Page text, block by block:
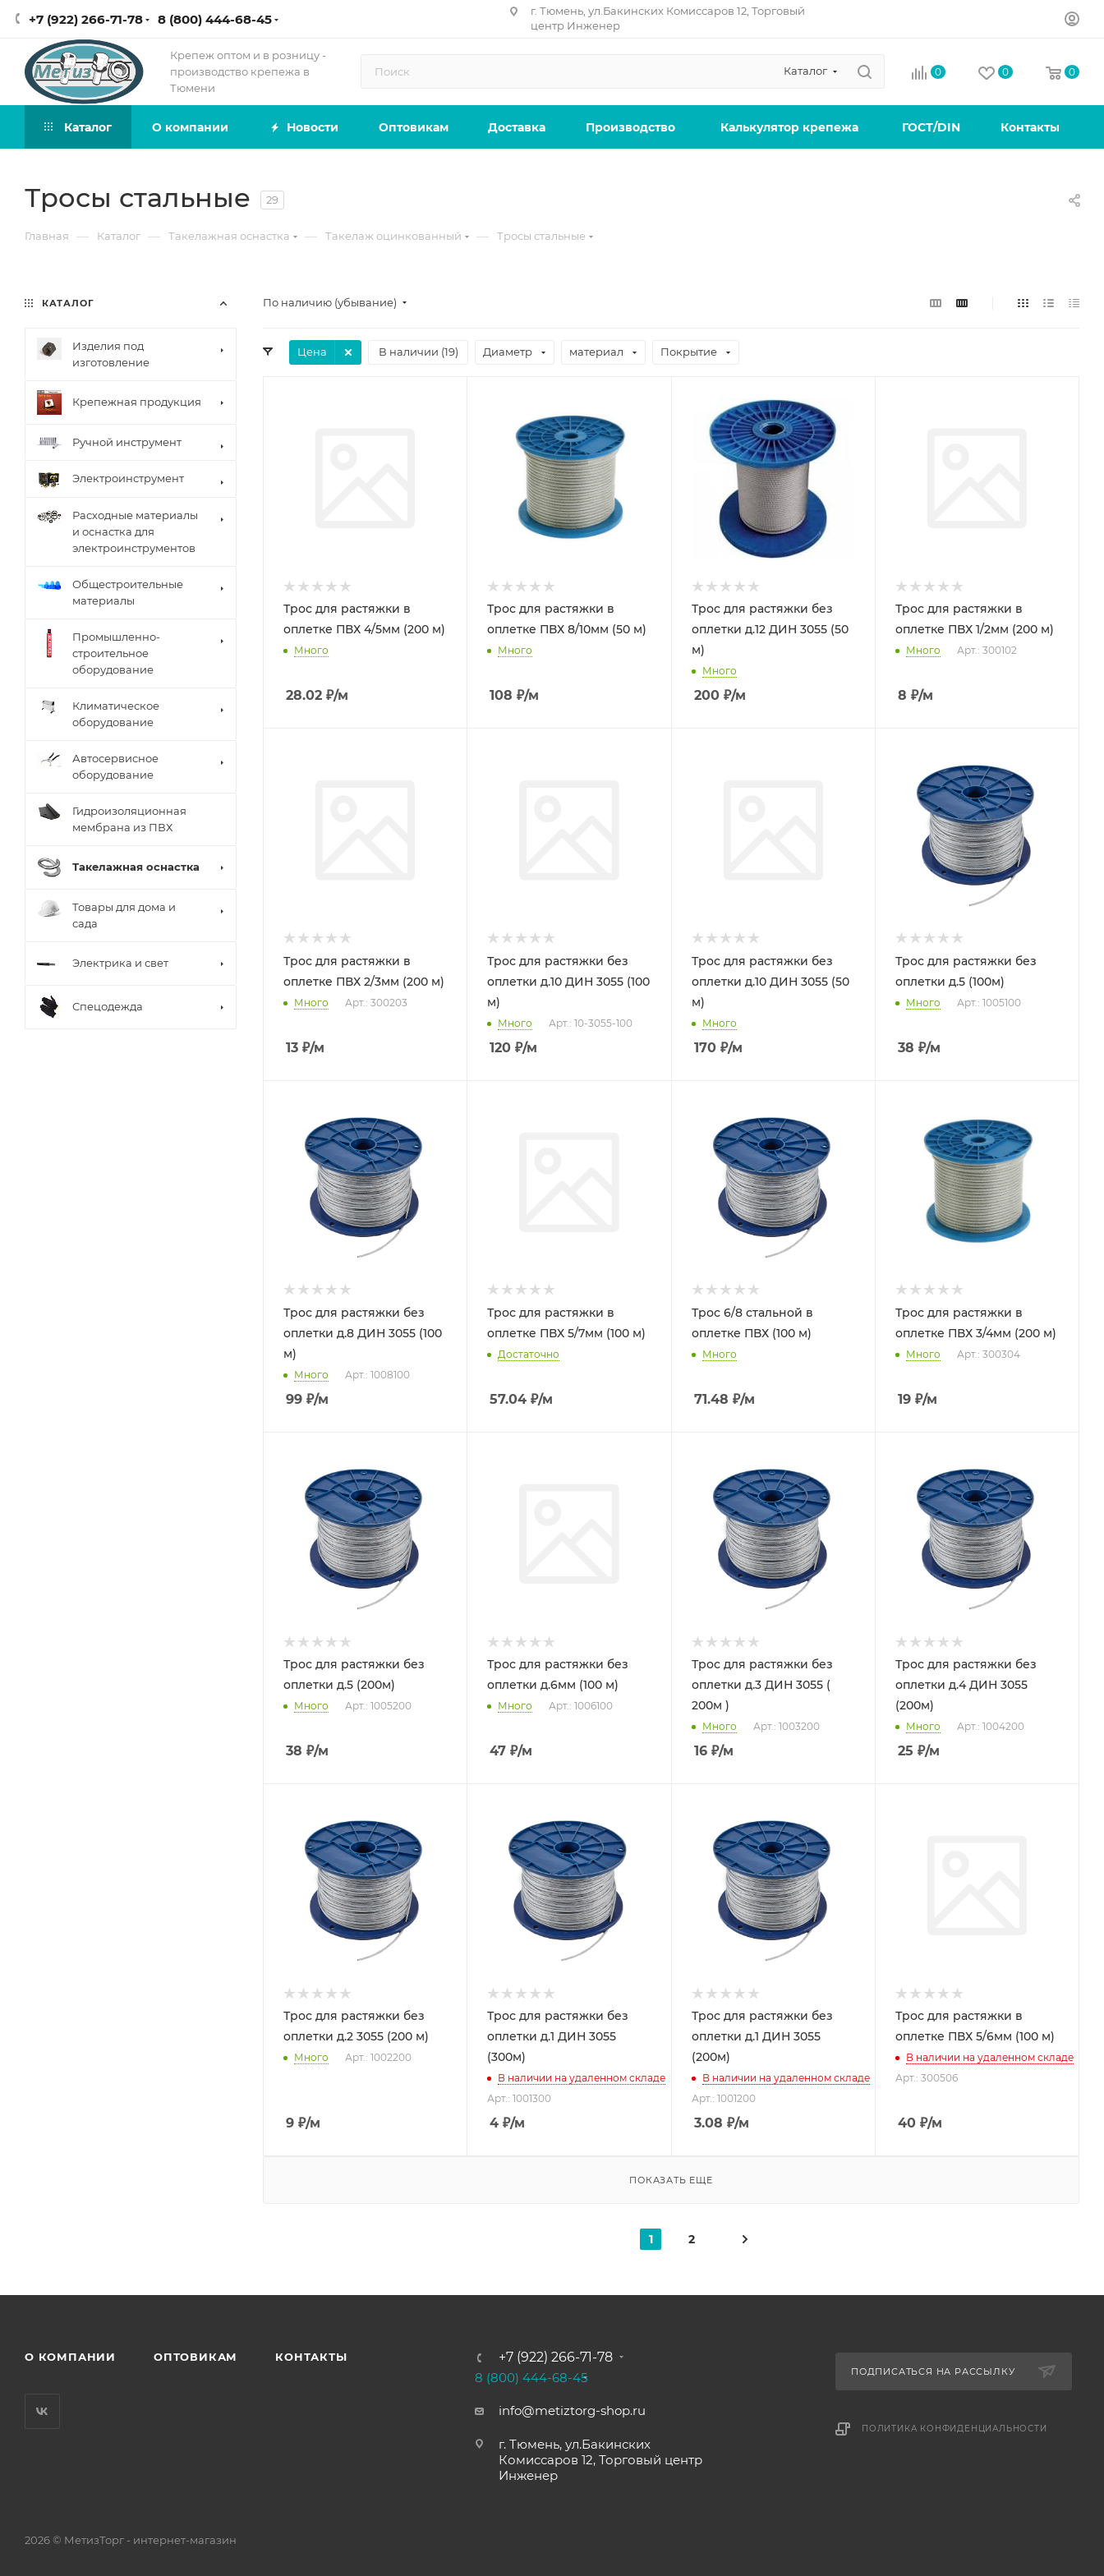
+7 (922) 266-71-78 8 (800) 444-68-45
г. Тюмень, ул.Бакинских Комиссаров 12, Торговый
центр Инженер
Крепеж оптом и в розницу -
производство крепежа в
Тюмени
Каталог 0 0 0
Каталог О компании Новости Оптовикам Доставка Производство Калькулятор крепежа ГОСТ/DIN Контакты
Тросы стальные 29
Главная — Каталог — Такелажная оснастка — Такелаж оцинкованный — Тросы стальные
По наличию (убывание)
Цена В наличии (19) Диаметр материал Покрытие
Трос для растяжки в
оплетке ПВХ 4/5мм (200 м)
Много
28.02 ₽/м
Трос для растяжки в
оплетке ПВХ 8/10мм (50 м)
Много
108 ₽/м
Трос для растяжки без
оплетки д.12 ДИН 3055 (50
м)
Много
200₽/м
Трос для растяжки в
оплетке ПВХ 1/2мм (200 м)
Много Арт.: 300102
8 ₽/м
Трос для растяжки в
оплетке ПВХ 2/3мм (200 м)
Много Арт.: 300203
13 ₽/м
Трос для растяжки без
оплетки д.10 ДИН 3055 (100
м)
Много Арт.: 10-3055-100
120 ₽/м
Трос для растяжки без
оплетки д.10 ДИН 3055 (50
м)
Много
170₽/м
Трос для растяжки без
оплетки д.5 (100м)
Много Арт.: 1005100
38 ₽/м
Трос для растяжки без
оплетки д.8 ДИН 3055 (100
м)
Много Арт.: 1008100
99 ₽/м
Трос для растяжки в
оплетке ПВХ 5/7мм (100 м)
Достаточно
57.04 ₽/м
Трос 6/8 стальной в
оплетке ПВХ (100 м)
Много
71.48 ₽/м
Трос для растяжки в
оплетке ПВХ 3/4мм (200 м)
Много Арт.: 300304
19₽/м
Трос для растяжки без
оплетки д.5 (200м)
Много Арт.: 1005200
38 ₽/м
Трос для растяжки без
оплетки д.6мм (100 м)
Много Арт.: 1006100
47 ₽/м
Трос для растяжки без
оплетки д.3 ДИН 3055 (
200м )
Много Арт.: 1003200
16₽/м
Трос для растяжки без
оплетки д.4 ДИН 3055
(200м)
Много Арт.: 1004200
25 ₽/м
Трос для растяжки без
оплетки д.2 3055 (200 м)
Много Арт.: 1002200
9 ₽/м
Трос для растяжки без
оплетки д.1 ДИН 3055
(300м)
В наличии на удаленном складе
Арт.: 1001300
4 ₽/м
Трос для растяжки без
оплетки д.1 ДИН 3055
(200м)
В наличии на удаленном складе
Арт.: 1001200
3.08 ₽/м
Трос для растяжки в
оплетке ПВХ 5/6мм (100 м)
В наличии на удаленном складе
Арт.: 300506
40₽/м
ПОКАЗАТЬ ЕЩЕ
1 2
КАТАЛОГ
Изделия под
изготовление
Крепежная продукция
Ручной инструмент
Электроинструмент
Расходные материалы
и оснастка для
электроинструментов
Общестроительные
материалы
Промышленно-
строительное
оборудование
Климатическое
оборудование
Автосервисное
оборудование
Гидроизоляционная
мембрана из ПВХ
Такелажная оснастка
Товары для дома и
сада
Электрика и свет
Спецодежда
О КОМПАНИИ ОПТОВИКАМ КОНТАКТЫ
+7 (922) 266-71-78
8 (800) 444-68-45
info@metiztorg-shop.ru
г. Тюмень, ул.Бакинских
Комиссаров 12, Торговый центр
Инженер
ПОДПИСАТЬСЯ НА РАССЫЛКУ
ПОЛИТИКА КОНФИДЕНЦИАЛЬНОСТИ
2026 © МетизТорг - интернет-магазин